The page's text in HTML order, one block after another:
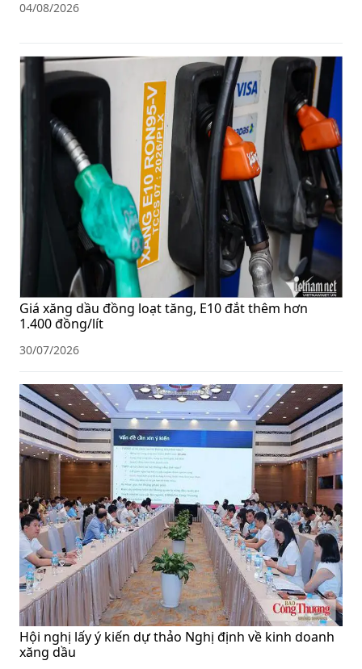
04/08/2026
Giá xăng dầu đồng loạt tăng, E10 đắt thêm hơn
1.400 đồng/lít
30/07/2026
Hội nghị lấy ý kiến dự thảo Nghị định về kinh doanh
xăng dầu